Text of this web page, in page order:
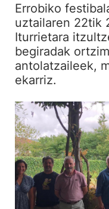
Errobiko
uztailaren 22tik
Iturrietara
begiradak
antolatzaileek,
ekarriz.